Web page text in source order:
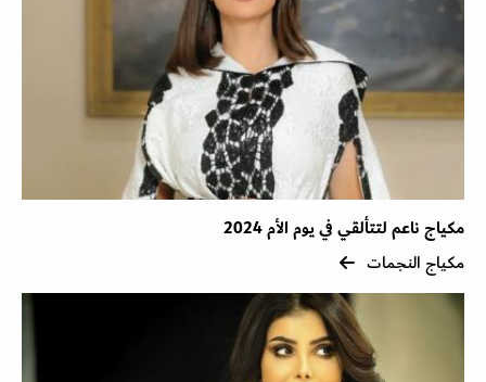
مكياج ناعم لتتألقي في يوم الأم 2024
مكياج النجمات